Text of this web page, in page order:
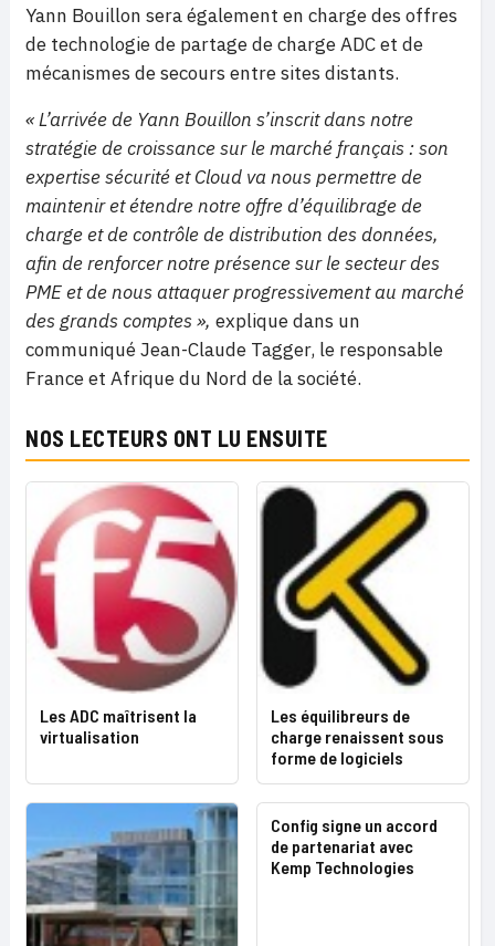
Yann Bouillon sera également en charge des offres
de technologie de partage de charge ADC et de
mécanismes de secours entre sites distants.
« L’arrivée de Yann Bouillon s’inscrit dans notre
stratégie de croissance sur le marché français : son
expertise sécurité et Cloud va nous permettre de
maintenir et étendre notre offre d’équilibrage de
charge et de contrôle de distribution des données,
afin de renforcer notre présence sur le secteur des
PME et de nous attaquer progressivement au marché
des grands comptes », explique dans un
communiqué Jean-Claude Tagger, le responsable
France et Afrique du Nord de la société.
NOS LECTEURS ONT LU ENSUITE
Les ADC maîtrisent la
virtualisation
Les équilibreurs de
charge renaissent sous
forme de logiciels
Config signe un accord
de partenariat avec
Kemp Technologies